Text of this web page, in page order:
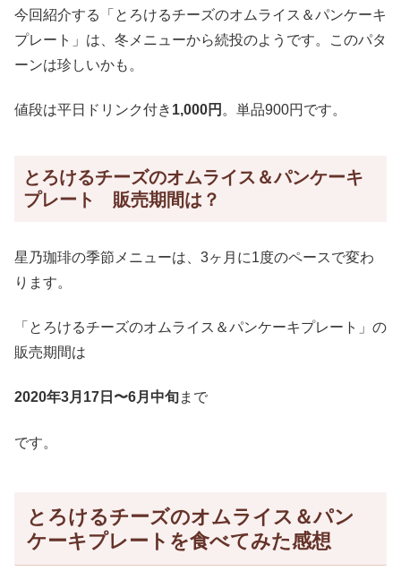
今回紹介する「とろけるチーズのオムライス＆パンケーキ
プレート」は、冬メニューから続投のようです。このパタ
ーンは珍しいかも。
値段は平日ドリンク付き 1,000円 。単品900円です。
とろけるチーズのオムライス＆パンケーキ
プレート 販売期間は？
星乃珈琲の季節メニューは、3ヶ月に1度のペースで変わ
ります。
「とろけるチーズのオムライス＆パンケーキプレート」の
販売期間は
2020年3月17日〜6月中旬まで
です。
とろけるチーズのオムライス＆パン
ケーキプレートを食べてみた感想